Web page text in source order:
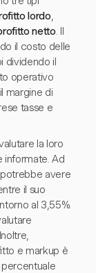
lordo,
netto. Il
il costo delle
dividendo il
operativo
margine di
tasse e
la loro
informate. Ad
avere
il suo
al 3,55%.
e markup è
percentuale